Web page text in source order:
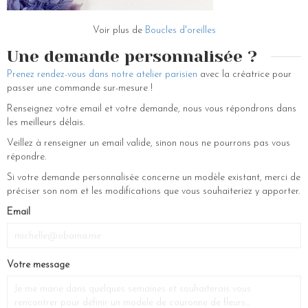
personnalisé avec notre conseillère. Vous y trouverez soit un joli
cadeau pour votre amie soit pour y trouver la nouveauté qu’il vous faut
: les boucles d oreilles créoles de vos rêves. Vous allez apporter une
touche de fantaisie indispensable ! Les créoles en métal doré sont
faites pour vous !
Voir plus de Boucles d'oreilles
Une demande personnalisée ?
Prenez rendez-vous dans notre atelier parisien avec la créatrice pour
passer une commande sur-mesure !
Renseignez votre email et votre demande, nous vous répondrons dans
les meilleurs délais.
Veillez à renseigner un email valide, sinon nous ne pourrons pas vous
répondre.
Si votre demande personnalisée concerne un modèle existant, merci de
préciser son nom et les modifications que vous souhaiteriez y apporter.
Email
Votre message